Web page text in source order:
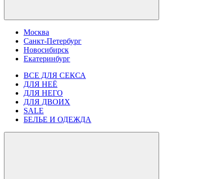
Москва
Санкт-Петербург
Новосибирск
Екатеринбург
ВСЕ ДЛЯ СЕКСА
ДЛЯ НЕЁ
ДЛЯ НЕГО
ДЛЯ ДВОИХ
SALE
БЕЛЬЕ И ОДЕЖДА